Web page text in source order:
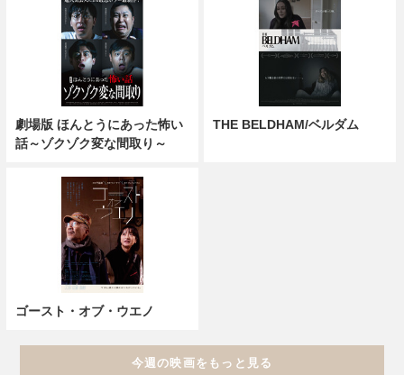
劇場版 ほんとうにあった怖い
話～ゾクゾク変な間取り～
THE BELDHAM/ベルダム
ゴースト・オブ・ウエノ
今週の映画をもっと見る